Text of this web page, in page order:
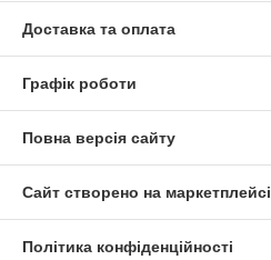
Доставка та оплата
Графік роботи
Повна версія сайту
Сайт створено на маркетплейсі
Політика конфіденційності